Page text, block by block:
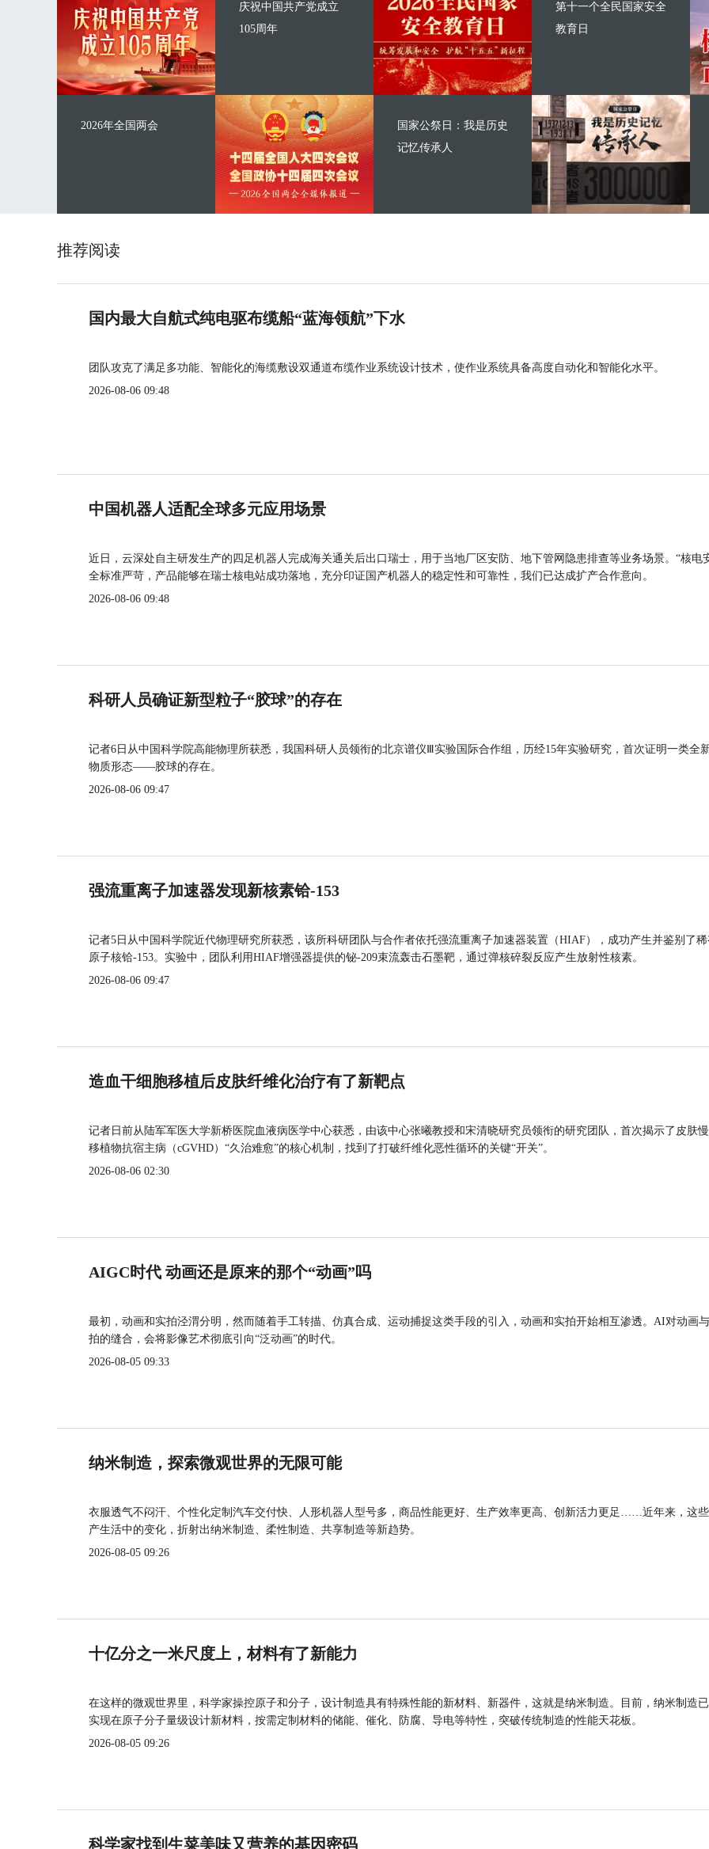
庆祝中国共产党成立
105周年
2026年全国两会
第十一个全民国家安全
教育日
国家公祭日：我是历史
记忆传承人
推荐阅读
国内最大自航式纯电驱布缆船“蓝海领航”下水
团队攻克了满足多功能、智能化的海缆敷设双通道布缆作业系统设计技术，使作业系统具备高度自动化和智能化水平。
2026-08-06 09:48
中国机器人适配全球多元应用场景
近日，云深处自主研发生产的四足机器人完成海关通关后出口瑞士，用于当地厂区安防、地下管网隐患排查等业务场景。“核电
全标准严苛，产品能够在瑞士核电站成功落地，充分印证国产机器人的稳定性和可靠性，我们已达成扩产合作意向。
2026-08-06 09:48
科研人员确证新型粒子“胶球”的存在
记者6日从中国科学院高能物理所获悉，我国科研人员领衔的北京谱仪Ⅲ实验国际合作组，历经15年实验研究，首次证明一类全
物质形态——胶球的存在。
2026-08-06 09:47
强流重离子加速器发现新核素铪-153
记者5日从中国科学院近代物理研究所获悉，该所科研团队与合作者依托强流重离子加速器装置（HIAF），成功产生并鉴别了
原子核铪-153。实验中，团队利用HIAF增强器提供的铋-209束流轰击石墨靶，通过弹核碎裂反应产生放射性核素。
2026-08-06 09:47
造血干细胞移植后皮肤纤维化治疗有了新靶点
记者日前从陆军军医大学新桥医院血液病医学中心获悉，由该中心张曦教授和宋清晓研究员领衔的研究团队，首次揭示了皮肤
移植物抗宿主病（cGVHD）“久治难愈”的核心机制，找到了打破纤维化恶性循环的关键“开关”。
2026-08-06 02:30
AIGC时代 动画还是原来的那个“动画”吗
最初，动画和实拍泾渭分明，然而随着手工转描、仿真合成、运动捕捉这类手段的引入，动画和实拍开始相互渗透。AI对动画
拍的缝合，会将影像艺术彻底引向“泛动画”的时代。
2026-08-05 09:33
纳米制造，探索微观世界的无限可能
衣服透气不闷汗、个性化定制汽车交付快、人形机器人型号多，商品性能更好、生产效率更高、创新活力更足……近年来，这
产生活中的变化，折射出纳米制造、柔性制造、共享制造等新趋势。
2026-08-05 09:26
十亿分之一米尺度上，材料有了新能力
在这样的微观世界里，科学家操控原子和分子，设计制造具有特殊性能的新材料、新器件，这就是纳米制造。目前，纳米制造
实现在原子分子量级设计新材料，按需定制材料的储能、催化、防腐、导电等特性，突破传统制造的性能天花板。
2026-08-05 09:26
科学家找到生菜美味又营养的基因密码